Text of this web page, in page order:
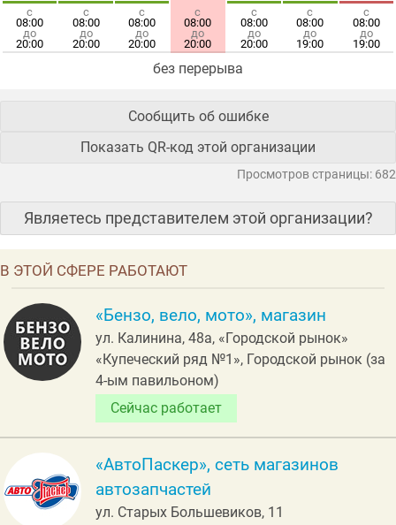
с
08:00
до
20:00
с
08:00
до
20:00
с
08:00
до
20:00
с
08:00
до
20:00
с
08:00
до
20:00
с
08:00
до
19:00
с
08:00
до
19:00
без перерыва
Сообщить об ошибке
Показать QR-код этой организации
Просмотров страницы: 682
Являетесь представителем этой организации?
В ЭТОЙ СФЕРЕ РАБОТАЮТ
«Бензо, вело, мото», магазин
ул. Калинина, 48а, «Городской рынок»
«Купеческий ряд №1», Городской рынок (за
4-ым павильоном)
Сейчас работает
«АвтоПаскер», сеть магазинов
автозапчастей
ул. Старых Большевиков, 11